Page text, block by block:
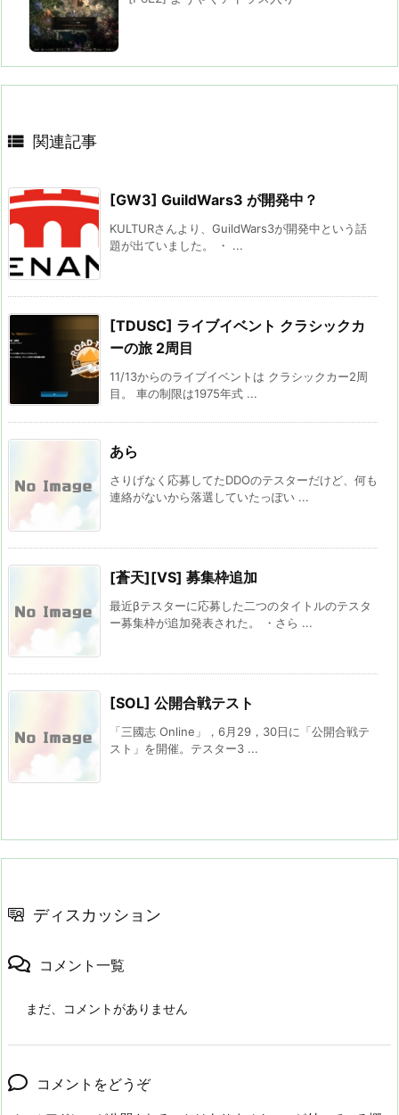
 関連記事
[GW3] GuildWars3 が開発中？
KULTURさんより、GuildWars3が開発中という話
題が出ていました。 ・ ...
[TDUSC] ライブイベント クラシックカ
ーの旅 2周目
11/13からのライブイベントは クラシックカー2周
目。 車の制限は1975年式 ...
あら
さりげなく応募してたDDOのテスターだけど、何も
連絡がないから落選していたっぽい ...
[蒼天][VS] 募集枠追加
最近βテスターに応募した二つのタイトルのテスタ
ー募集枠が追加発表された。 ・さら ...
[SOL] 公開合戦テスト
「三國志 Online」，6月29，30日に「公開合戦テ
スト」を開催。テスター3 ...
ディスカッション
コメント一覧
まだ、コメントがありません
コメントをどうぞ